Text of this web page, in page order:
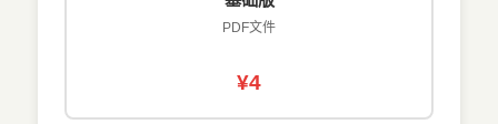
PDF文件
¥4